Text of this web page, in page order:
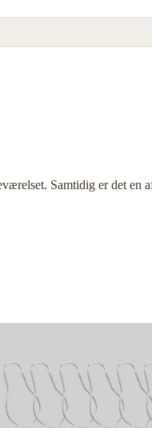
Samtidig er det en